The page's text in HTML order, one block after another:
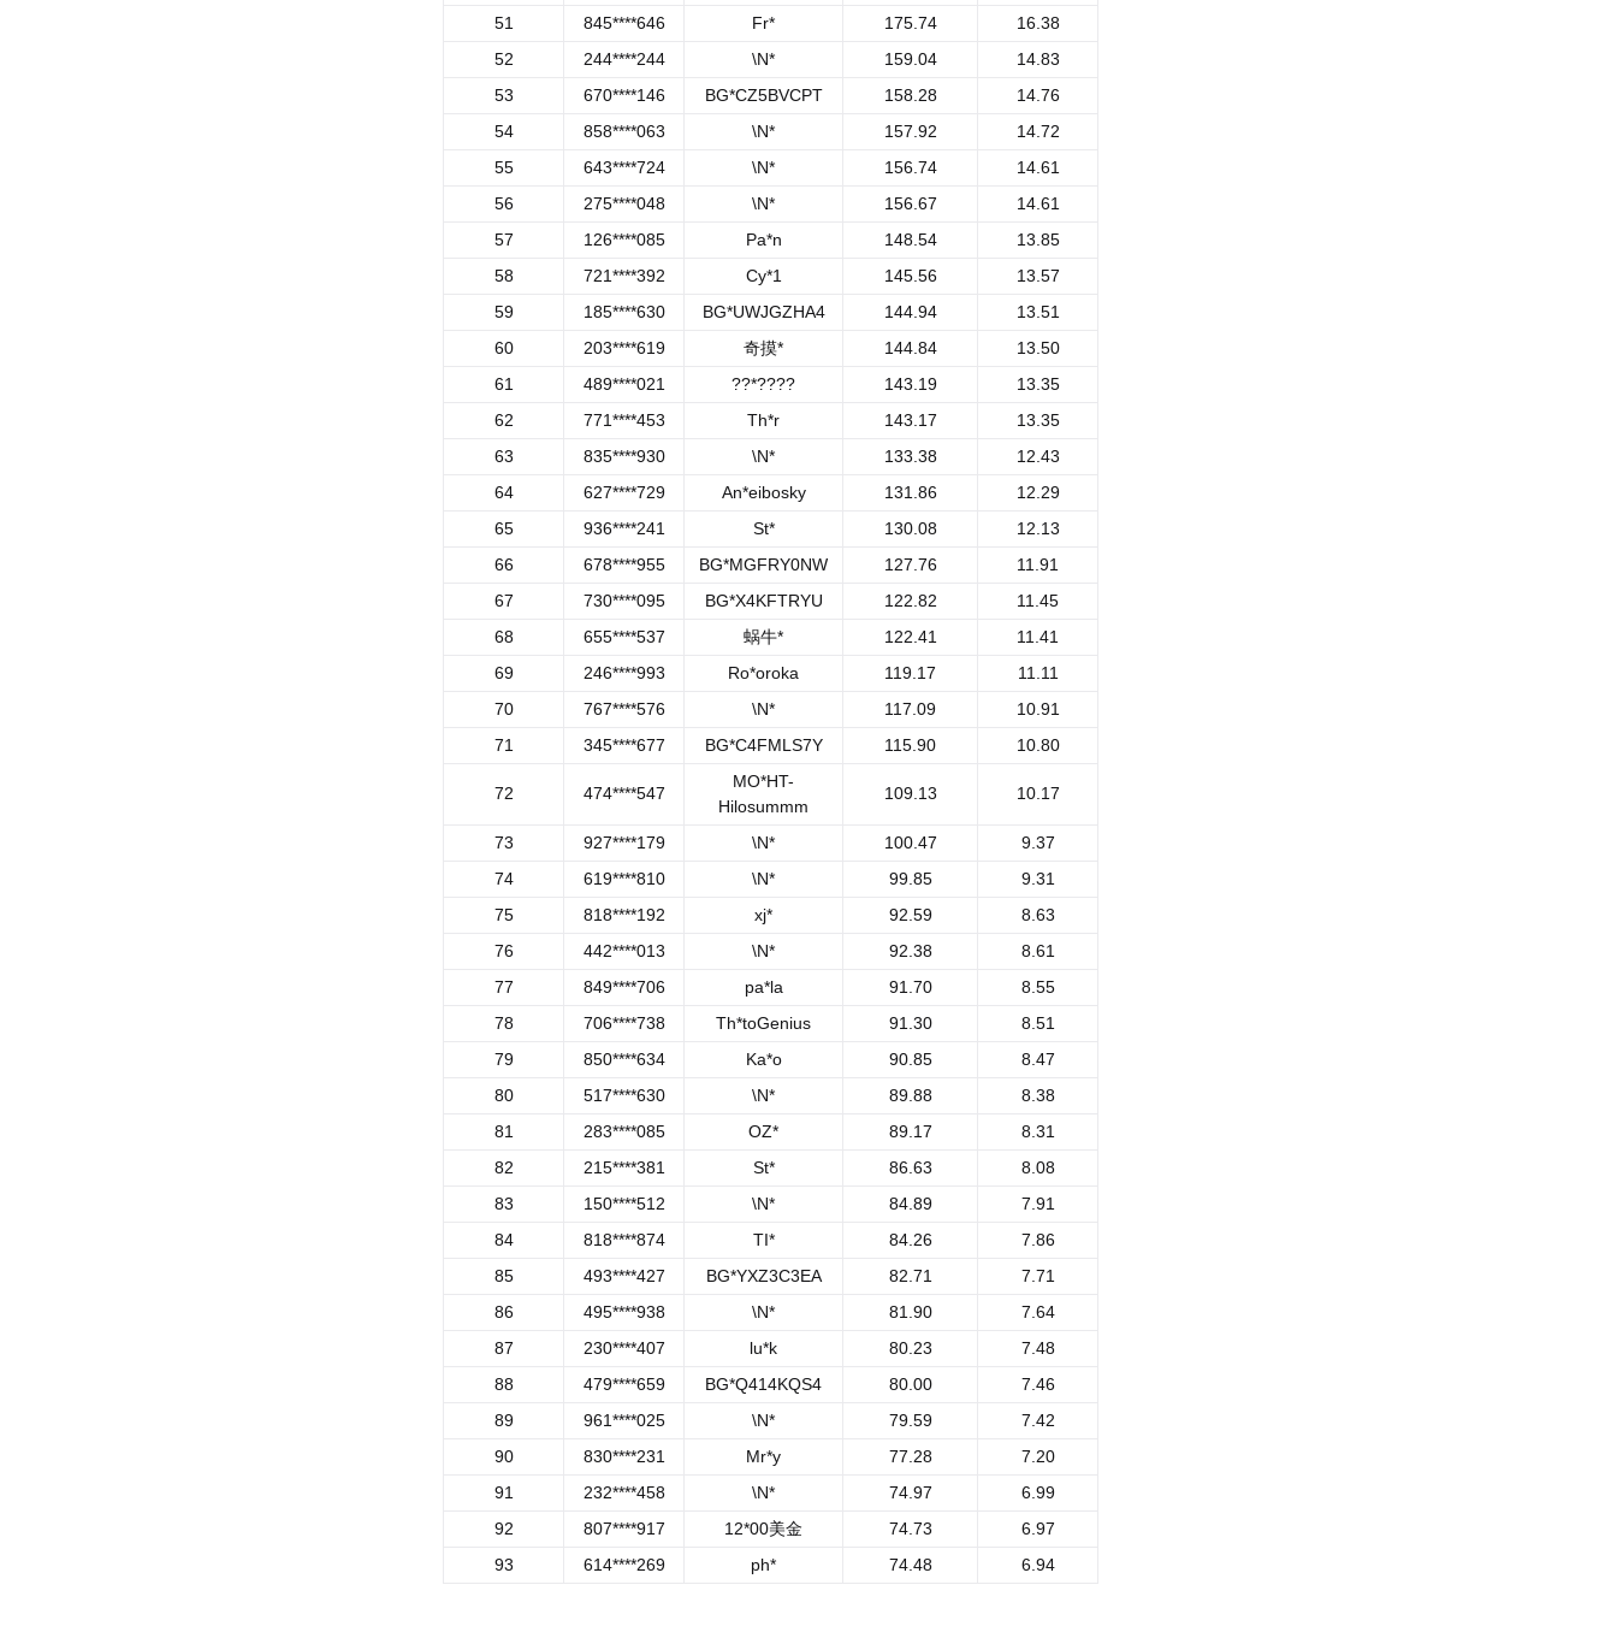
51
845****646 Fr* 175.74
16.38
52
244****244 \N* 159.04
14.83
53
670****146 BG*CZ5BVCPT 158.28
14.76
54
858****063 \N* 157.92
14.72
55
643****724 \N* 156.74
14.61
56
275****048 \N* 156.67
14.61
57
126****085 Pa*n 148.54
13.85
58
721****392 Cy*1 145.56
13.57
59
185****630 BG*UWJGZHA4 144.94
13.51
60
203****619 奇摸* 144.84
13.50
61
489****021 ??*???? 143.19
13.35
62
771****453 Th*r 143.17
13.35
63
835****930 \N* 133.38
12.43
64
627****729 An*eibosky 131.86
12.29
65
936****241 St* 130.08
12.13
66
678****955 BG*MGFRY0NW 127.76
11.91
67
730****095 BG*X4KFTRYU 122.82
11.45
68
655****537 蜗牛* 122.41
11.41
69
246****993 Ro*oroka 119.17
11.11
70
767****576 \N* 117.09
10.91
71
345****677 BG*C4FMLS7Y 115.90 10.80
72 474****547
MO*HT-
Hilosummm
109.13 10.17
73 927****179 \N* 100.47
9.37
74
619****810 \N* 99.85
9.31
75
818****192 xj* 92.59
8.63
76
442****013 \N* 92.38
8.61
77
849****706 pa*la 91.70
8.55
78
706****738 Th*toGenius 91.30
8.51
79
850****634 Ka*o 90.85
8.47
80
517****630 \N* 89.88
8.38
81
283****085 OZ* 89.17
8.31
82
215****381 St* 86.63
8.08
83
150****512 \N* 84.89
7.91
84
818****874 TI* 84.26
7.86
85
493****427 BG*YXZ3C3EA 82.71
7.71
86
495****938 \N* 81.90
7.64
87
230****407 lu*k 80.23
7.48
88
479****659 BG*Q414KQS4 80.00
7.46
89
961****025 \N* 79.59
7.42
90
830****231 Mr*y 77.28
7.20
91
232****458 \N* 74.97
6.99
92
807****917 12*00美金 74.73
6.97
93
614****269 ph* 74.48 6.94